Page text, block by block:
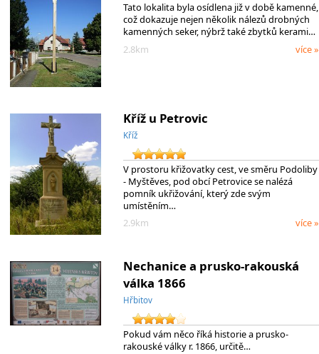
Tato lokalita byla osídlena již v době kamenné,
což dokazuje nejen několik nálezů drobných
kamenných seker, nýbrž také zbytků kerami…
2.8km
více »
Kříž u Petrovic
Kříž
V prostoru křižovatky cest, ve směru Podoliby
- Myštěves, pod obcí Petrovice se nalézá
pomník ukřižování, který zde svým
umístěním…
2.9km
více »
Nechanice a prusko-rakouská
válka 1866
Hřbitov
Pokud vám něco říká historie a prusko-
rakouské války r. 1866, určitě…